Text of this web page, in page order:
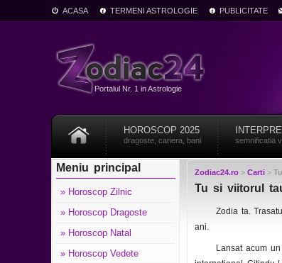
ACASA TERMENI ASTROLOGIE PUBLICITATE
Portalul Nr. 1 in Astrologie
HOROSCOP 2025
dragoste, cariera, bani semnificatia
Meniu principal
» Horoscop Zilnic
» Horoscop Dragoste
» Horoscop Natal
» Horoscop Vedete
Zodiac24.ro > Carti >
Tu si viitorul
Zodia ta.
ani.
Lansat acum